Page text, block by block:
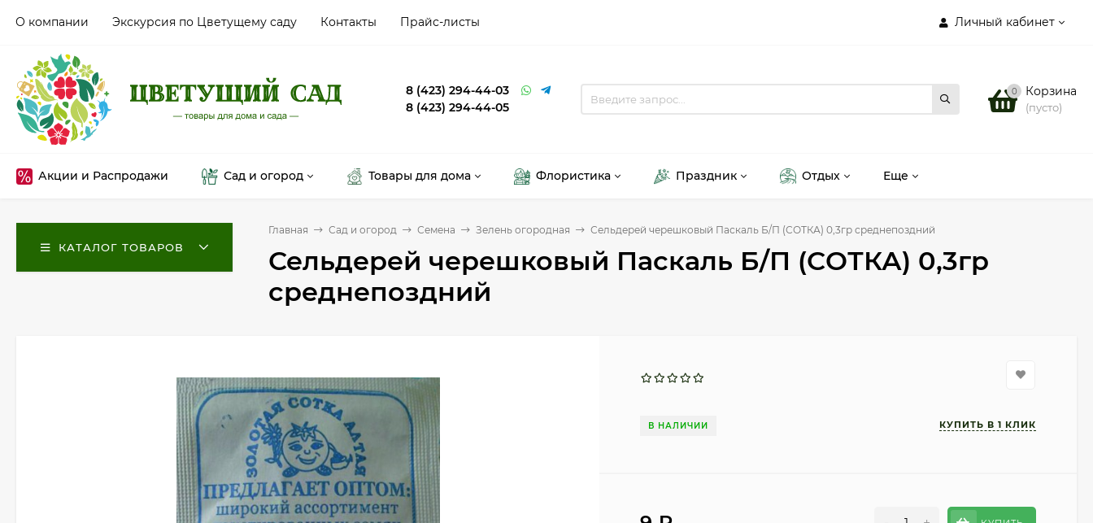
Личный кабинет
О компании Экскурсия по Цветущему саду Контакты Прайс-листы
8 (423) 294-44-03
8 (423) 294-44-05
0 Корзина
(пусто)
Акции и Распродажи Сад и огород Товары для дома Флористика Праздник Отдых Еще
КАТАЛОГ ТОВАРОВ
Главная Сад и огород Семена Зелень огородная Сельдерей черешковый Паскаль Б/П (СОТКА) 0,3гр среднепоздний
Сельдерей черешковый Паскаль Б/П (СОТКА) 0,3гр
среднепоздний
В НАЛИЧИИ